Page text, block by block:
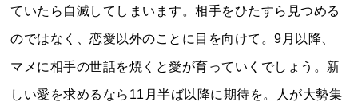
ていたら自滅してしまいます。相手をひたすら見つめる
のではなく、恋愛以外のことに目を向けて。9月以降、
マメに相手の世話を焼くと愛が育っていくでしょう。新
しい愛を求めるなら11月半ば以降に期待を。人が大勢集